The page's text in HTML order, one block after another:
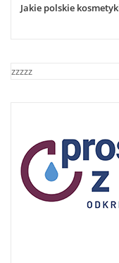
Jakie polskie
zzzzz